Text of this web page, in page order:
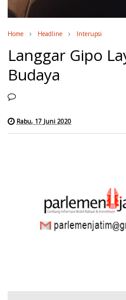
Home Headline Interupsi
Langgar Gipo
Budaya
Rabu, 17 Juni 2020